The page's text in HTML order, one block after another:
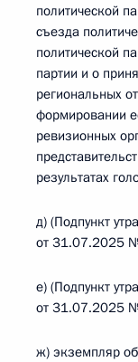
политической
съезда
политической
партии и о
региональных
формировании
ревизионных
результатах
д) (Подпункт
от 31.07.2025
е) (Подпункт
от 31.07.2025
ж) экземпляр